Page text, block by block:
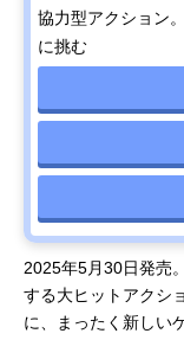
協力型アクション
に挑む
2025年5月30日発売
する大ヒットアクシ
に、まったく新しい